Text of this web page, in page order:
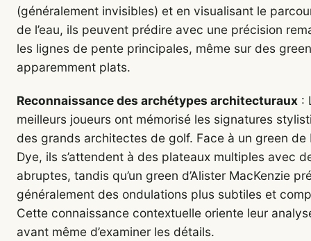
(généralement invisibles) et en visualisant le
de l’eau, ils peuvent prédire avec une précision
les lignes de pente principales, même sur des
apparemment plats.
Reconnaissance des archétypes architecturaux :
meilleurs joueurs ont mémorisé les signatures
des grands architectes de golf. Face à un green de
Dye, ils s’attendent à des plateaux multiples avec
abruptes, tandis qu’un green d’Alister MacKenzie
généralement des ondulations plus subtiles et
Cette connaissance contextuelle oriente leur
avant même d’examiner les détails.